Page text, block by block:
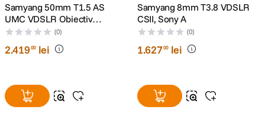
9. dji mic mini
10 . dji osmo
Samyang 50mm T1.5 AS
UMC VDSLR Obiectiv
Cinematic Sony A
(0)
2.41900 lei
Samyang 8mm T3.8 VDSLR
CSII, Sony A
(0)
1.62700 lei